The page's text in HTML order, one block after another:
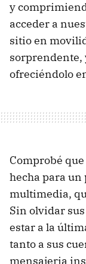
y
acceder a
sitio en
sorprendente,
ofreciéndolo
Comprobé
hecha para un
multimedia,
Sin olvidar
estar a la
tanto a sus
mensajeria